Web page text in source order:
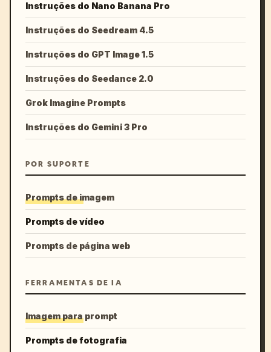
Instruções do Nano Banana Pro
Instruções do Seedream 4.5
Instruções do GPT Image 1.5
Instruções do Seedance 2.0
Grok Imagine Prompts
Instruções do Gemini 3 Pro
POR SUPORTE
Prompts de imagem
Prompts de vídeo
Prompts de página web
FERRAMENTAS DE IA
Imagem para prompt
Prompts de fotografia